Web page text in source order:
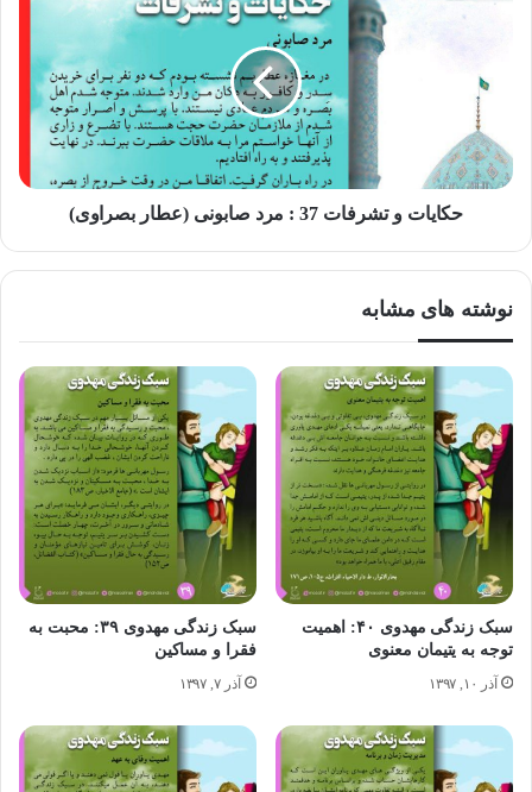
در سبک زندگی مهدوی، تاکید ویژه ای به مشورت کردن شده
است.در روایتی از رسول مهربانی ها نقل شده که
فرمودند:«مشورت کردن با عاقل خیرخواه مایه هدایت و میمنت
است و توفیقی است از جانب خداوند. پس هرگاه خیرخواه عاقل
تو را راهنمایی کرد، مبادا مخالفت کنی که موجب نابودی میشود»
(محاسن، ج ۲، ص ۶۰۲، حدیث ۲۵)
هم چنین از حضرت علی نقل شده است : «هر کس خودرای شد
هلاک میشود و هر کس با افراد صاحب نظر مشورت کند در عقل
آنان شریک میشود.»(نهج البلاغه ، قصار ۱۶۱)
گفتنی است یکی از دلایل زیاد شدن طلاق در جامعه و ازدواج های
نادرست، عدم رجوع به مشاوره میباشد.
بخش پیام های مهدوی "سبک زنگی مهدوی"
حکایات و تشرفات 37 : مرد صابونی (عطار بصراوی)
نوشته های مشابه
سبک زندگی مهدوی ۴۰: اهمیت
توجه به یتیمان معنوی
آذر ۱۰, ۱۳۹۷
سبک زندگی مهدوی ۳۹: محبت به
فقرا و مساکین
آذر ۷, ۱۳۹۷